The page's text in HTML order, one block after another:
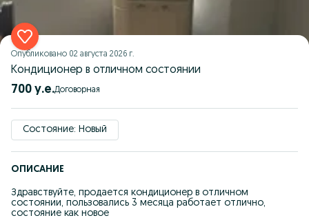
Опубликовано 02 августа 2026 г.
Кондиционер в отличном состоянии
700 у.е. Договорная
Состояние: Новый
ОПИСАНИЕ
Здравствуйте, продается кондиционер в отличном
состоянии, пользовались 3 месяца работает отлично,
состояние как новое